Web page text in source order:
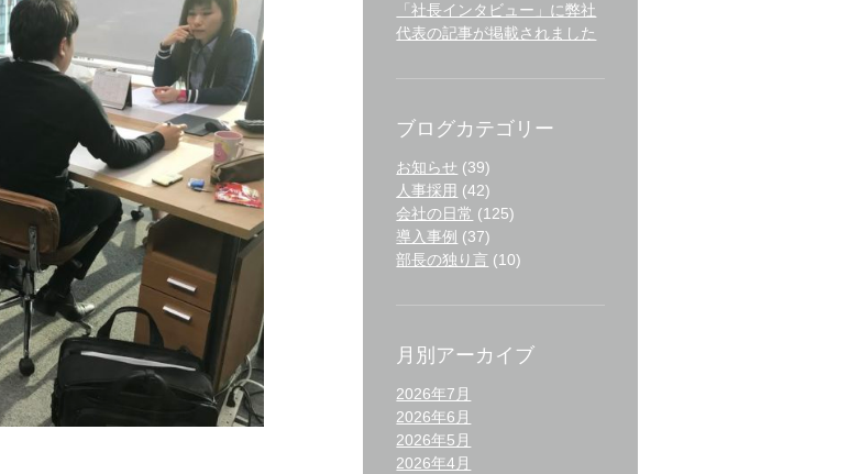
「社長インタビュー」に弊社
代表の記事が掲載されました
ブログカテゴリー
お知らせ (39)
人事採用 (42)
会社の日常 (125)
導入事例 (37)
部長の独り言 (10)
月別アーカイブ
2026年7月
2026年6月
2026年5月
2026年4月